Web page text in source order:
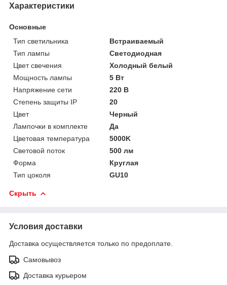
Характеристики
Основные
Тип светильника
Встраиваемый
Тип лампы
Светодиодная
Цвет свечения
Холодный белый
Мощность лампы
5 Вт
Напряжение сети
220 В
Степень защиты IP
20
Цвет
Черный
Лампочки в комплекте
Да
Цветовая температура
5000K
Световой поток
500 лм
Форма
Круглая
Тип цоколя
GU10
Скрыть
Условия доставки
Доставка осуществляется только по предоплате.
Самовывоз
Доставка курьером